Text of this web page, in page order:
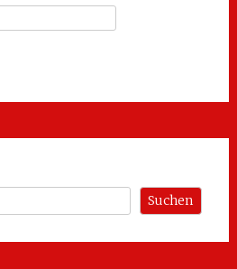
Suchen